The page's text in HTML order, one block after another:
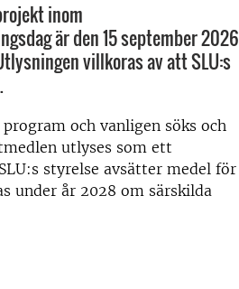
inom
är den 15 september 2026
villkoras av att SLU:s
och vanligen söks och
utlyses som ett
styrelse avsätter medel för
under år 2028 om särskilda